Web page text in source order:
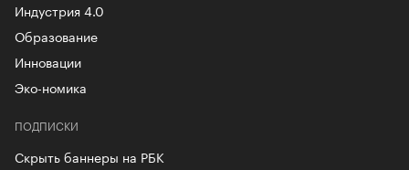
Индустрия 4.0
Образование
Инновации
Эко-номика
ПОДПИСКИ
Скрыть баннеры на РБК